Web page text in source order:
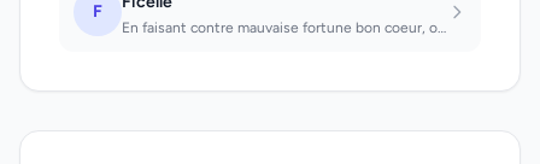
F
En faisant contre mauvaise fortune bon coeur, on pourra agir. Quand on défait un...